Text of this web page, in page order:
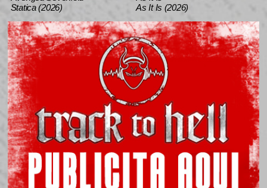
Statica (2026)
As It Is (2026)